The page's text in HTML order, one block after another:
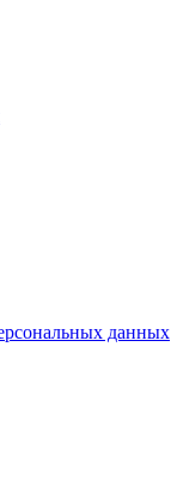
данных